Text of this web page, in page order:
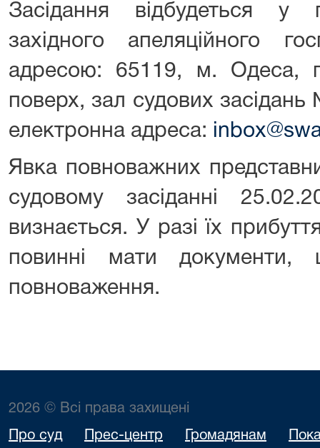
Засідання відбудеться у
західного апеляційного
адресою: 65119, м. Одеса,
поверх, зал судових
електронна адреса:
Явка повноважних
судовому засіданні
визнається. У разі їх
повинні мати документи,
повноваження.
2026 © Всі права захищені
Про суд Прес-центр Громадянам